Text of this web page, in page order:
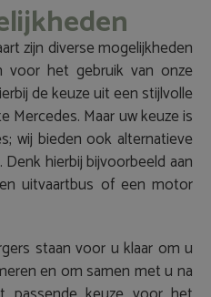
zijn diverse mogelijkheden
voor het gebruik van onze
de keuze uit een stijlvolle
Mercedes. Maar uw keuze is
wij bieden ook alternatieve
hierbij bijvoorbeeld aan
uitvaartbus of een motor
staan voor u klaar om u
en om samen met u na